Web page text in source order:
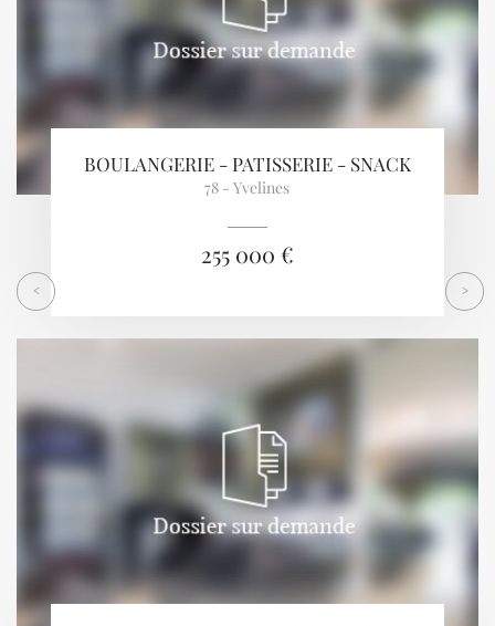
BOULANGERIE - PATISSERIE - SNACK
78 - Yvelines
255 000 €
< >